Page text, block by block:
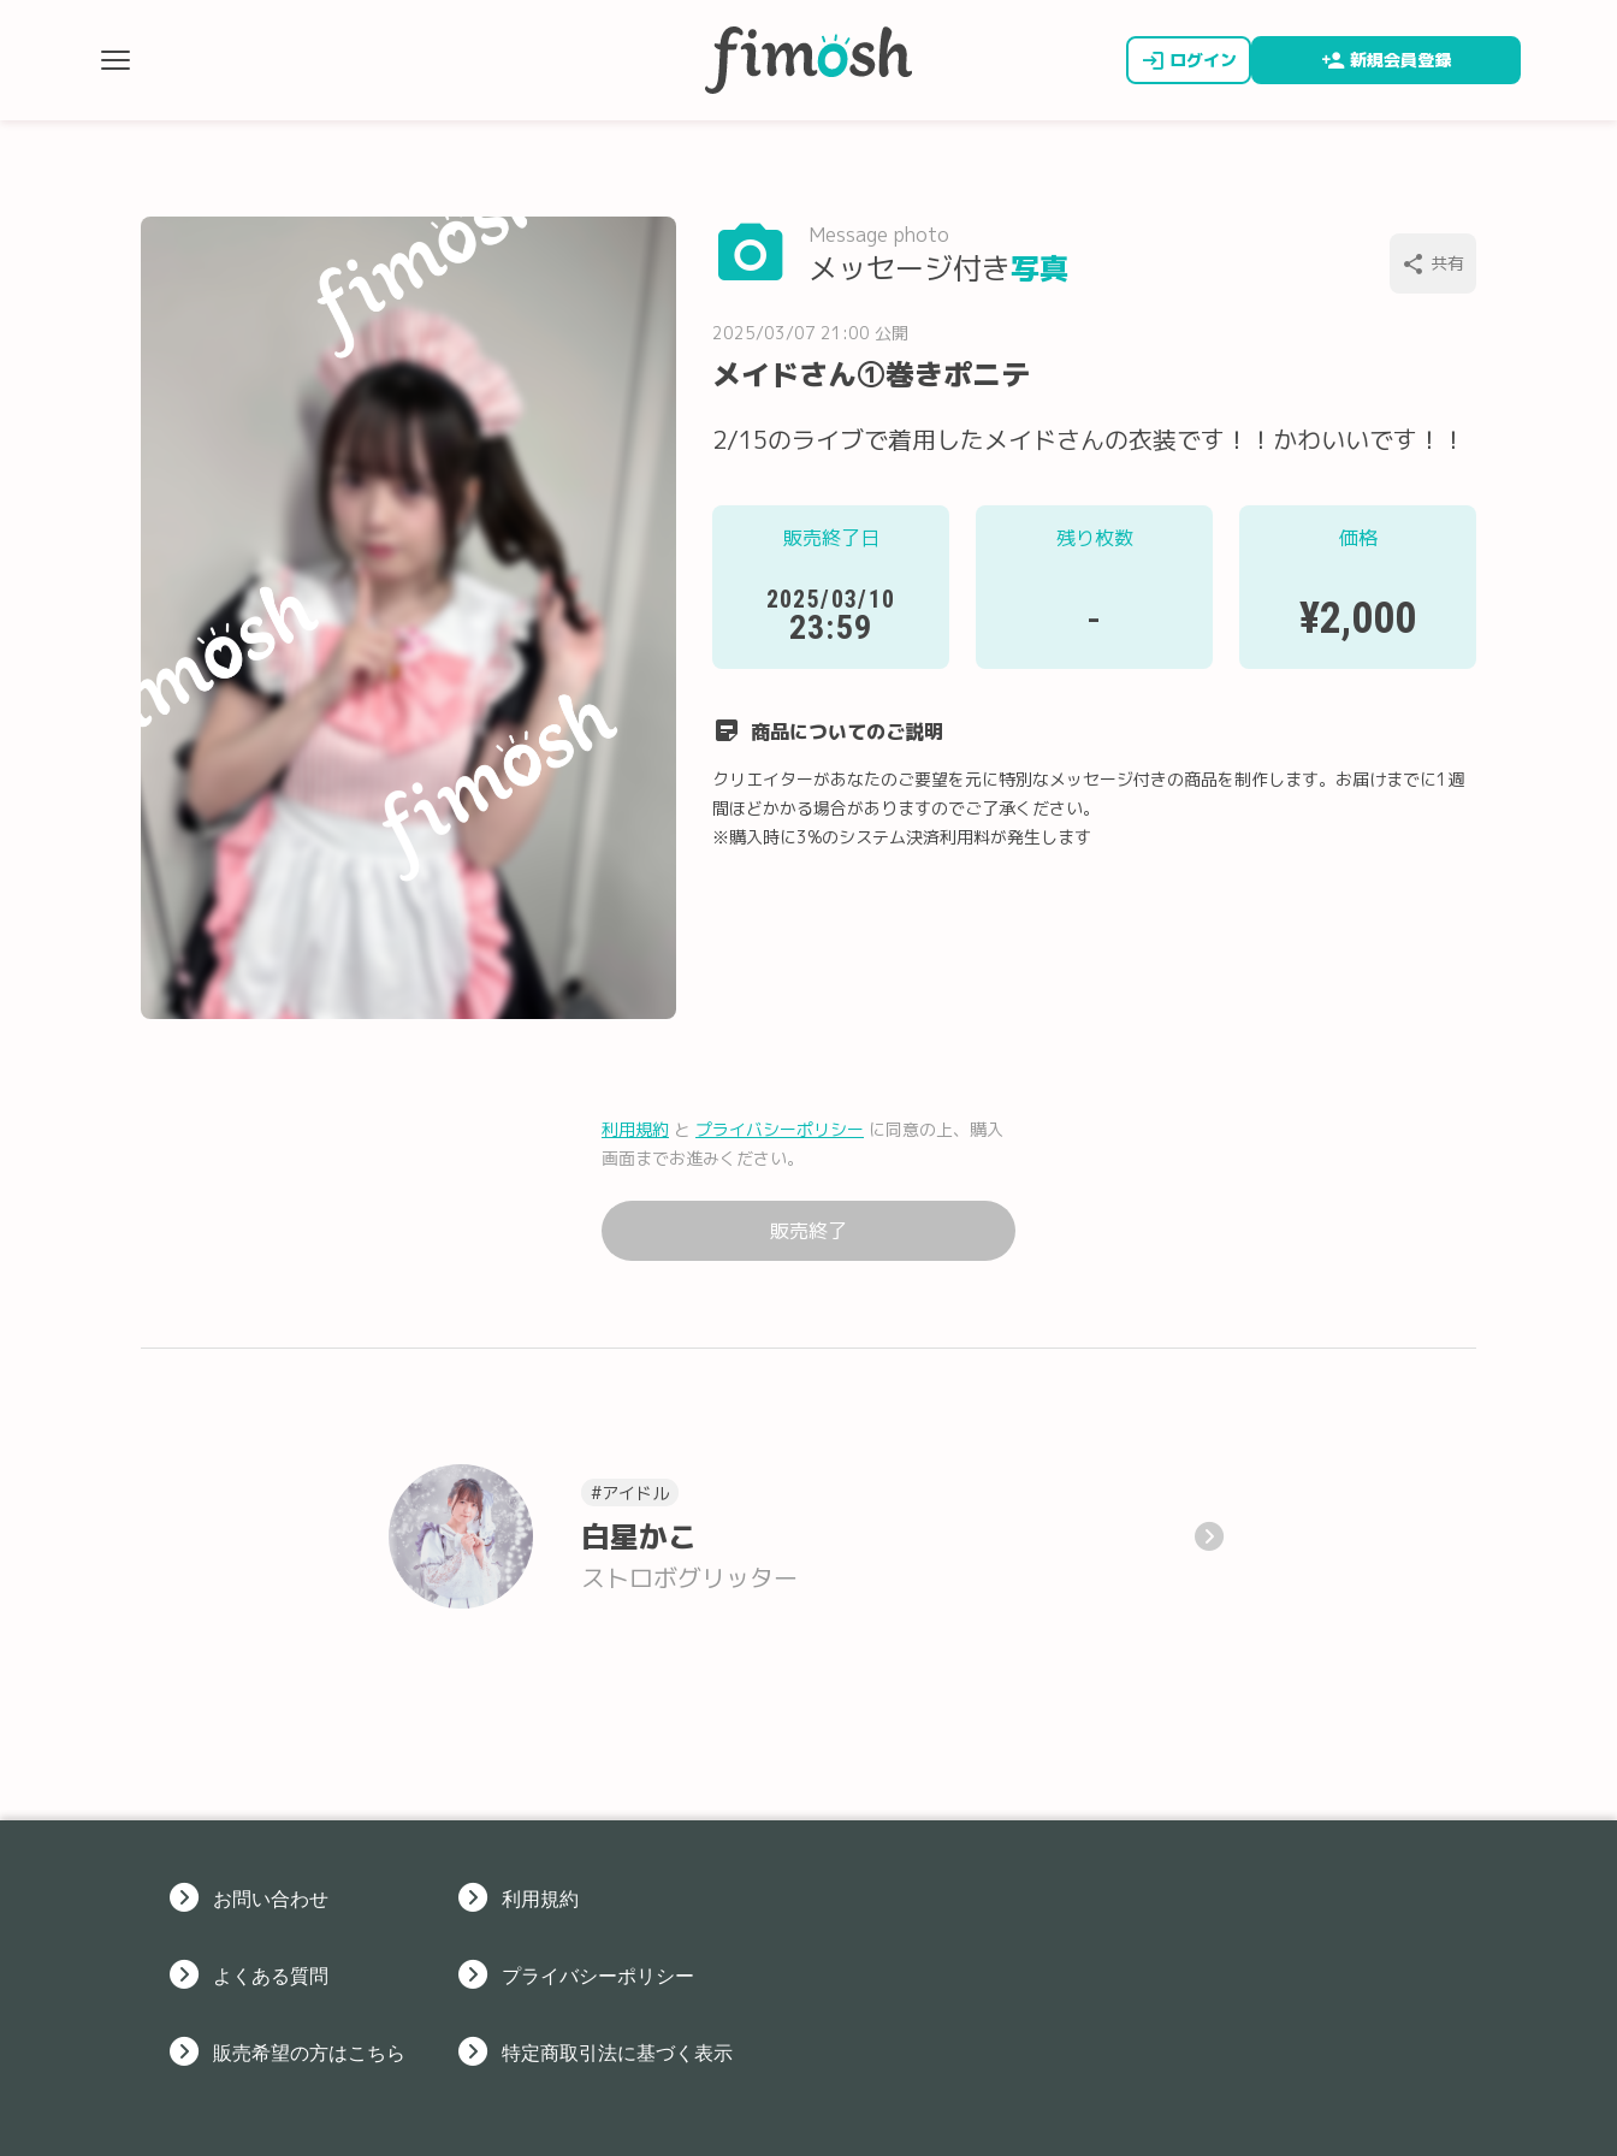
ログイン 新規会員登録
Message photo
メッセージ付き写真 共有
2025/03/07 21:00 公開
メイドさん①巻きポニテ
2/15のライブで着用したメイドさんの衣装です！！かわいいです！！
販売終了日
2025/03/10
23:59
残り枚数
-
価格
¥2,000
商品についてのご説明
クリエイターがあなたのご要望を元に特別なメッセージ付きの商品を制作します。お届けまでに1週
間ほどかかる場合がありますのでご了承ください。
※購入時に3%のシステム決済利用料が発生します
利用規約 と プライバシーポリシー に同意の上、購入
画面までお進みください。
販売終了
#アイドル
白星かこ
ストロボグリッター
お問い合わせ
よくある質問
販売希望の方はこちら
利用規約
プライバシーポリシー
特定商取引法に基づく表示
Facebook